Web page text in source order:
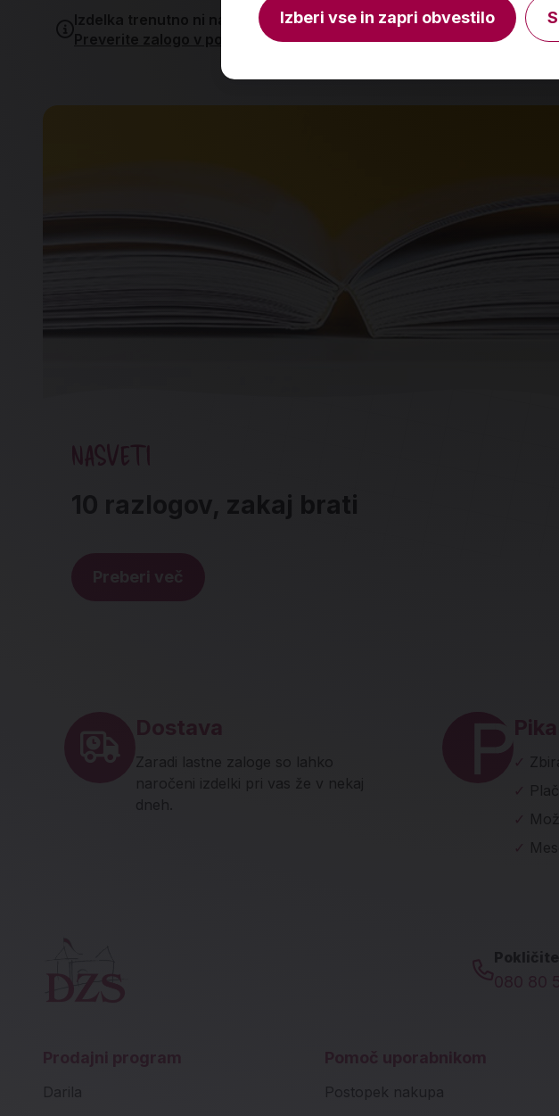
Izdelka trenutno ni na zalogi.
Preverite zalogo v poslovalnicah.
Količina
NASVETI
10 razlogov, zakaj brati
Preberi več
Dostava
Zaradi lastne zaloge so lahko
naročeni izdelki pri vas že v nekaj
dneh.
✓
✓
✓
Pokličite
080 80
Prodajni program
Darila
Pomoč uporabnikom
Postopek nakupa
Izberi vse in zapri obvestilo